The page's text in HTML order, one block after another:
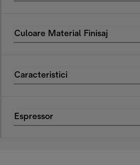
Culoare Material Finisaj
Caracteristici
Espressor